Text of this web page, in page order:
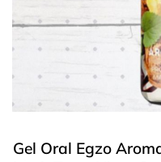
Gel Oral Egzo